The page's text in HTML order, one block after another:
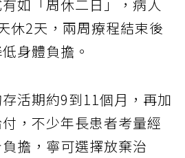
如「周休二日」，病人
休2天，兩周療程結束後
身體負擔。
活期約9到11個月，再加
，不少年長患者考量經
擔，寧可選擇放棄治